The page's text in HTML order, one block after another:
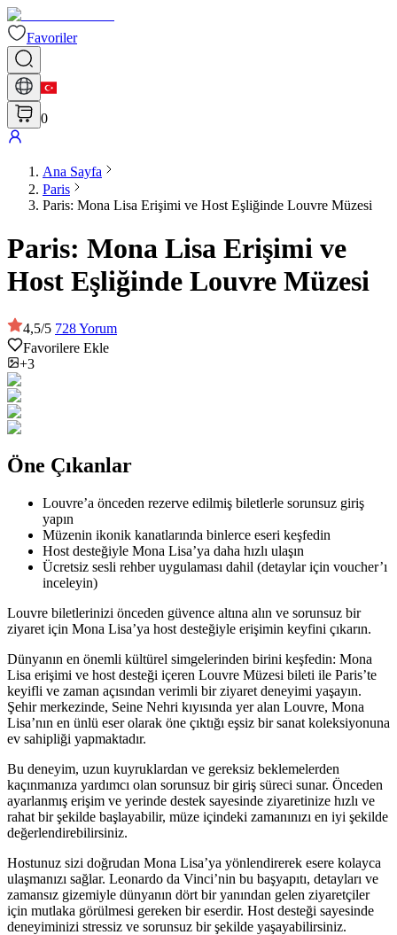
Favoriler
0
Ana Sayfa
Paris
Paris: Mona Lisa Erişimi ve Host Eşliğinde Louvre Müzesi
Paris: Mona Lisa Erişimi ve
Host Eşliğinde Louvre Müzesi
4,5/5 728Yorum
Favorilere Ekle
+3
Öne Çıkanlar
Louvre’a önceden rezerve edilmiş biletlerle sorunsuz giriş
yapın
Müzenin ikonik kanatlarında binlerce eseri keşfedin
Host desteğiyle Mona Lisa’ya daha hızlı ulaşın
Ücretsiz sesli rehber uygulaması dahil (detaylar için voucher’ı
inceleyin)
Louvre biletlerinizi önceden güvence altına alın ve sorunsuz bir
ziyaret için Mona Lisa’ya host desteğiyle erişimin keyfini çıkarın.
Dünyanın en önemli kültürel simgelerinden birini keşfedin: Mona
Lisa erişimi ve host desteği içeren Louvre Müzesi bileti ile Paris’te
keyifli ve zaman açısından verimli bir ziyaret deneyimi yaşayın.
Şehir merkezinde, Seine Nehri kıyısında yer alan Louvre, Mona
Lisa’nın en ünlü eser olarak öne çıktığı eşsiz bir sanat koleksiyonuna
ev sahipliği yapmaktadır.
Bu deneyim, uzun kuyruklardan ve gereksiz beklemelerden
kaçınmanıza yardımcı olan sorunsuz bir giriş süreci sunar. Önceden
ayarlanmış erişim ve yerinde destek sayesinde ziyaretinize hızlı ve
rahat bir şekilde başlayabilir, müze içindeki zamanınızı en iyi şekilde
değerlendirebilirsiniz.
Hostunuz sizi doğrudan Mona Lisa’ya yönlendirerek esere kolayca
ulaşmanızı sağlar. Leonardo da Vinci’nin bu başyapıtı, detayları ve
zamansız gizemiyle dünyanın dört bir yanından gelen ziyaretçiler
için mutlaka görülmesi gereken bir eserdir. Host desteği sayesinde
deneyiminizi stressiz ve sorunsuz bir şekilde yaşayabilirsiniz.